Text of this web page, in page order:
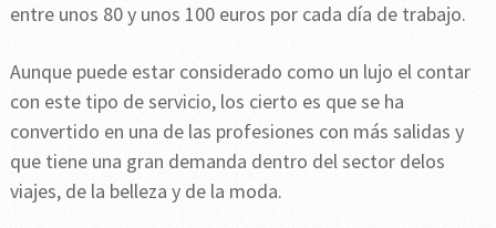
entre unos 80 y unos 100 euros por cada día de trabajo.
Aunque puede estar considerado como un lujo el contar
con este tipo de servicio, los cierto es que se ha
convertido en una de las profesiones con más salidas y
que tiene una gran demanda dentro del sector delos
viajes, de la belleza y de la moda.